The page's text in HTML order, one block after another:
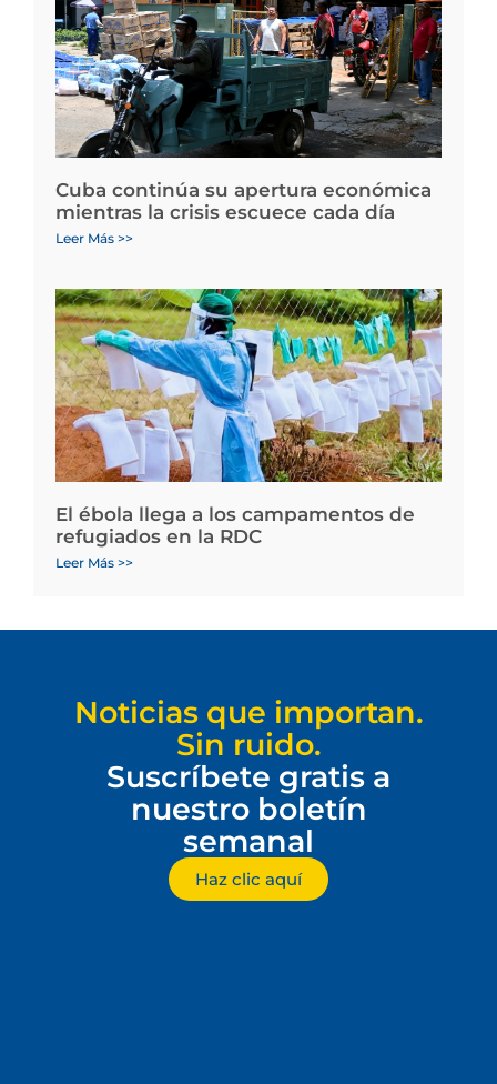
Cuba continúa su apertura económica
mientras la crisis escuece cada día
Leer Más >>
El ébola llega a los campamentos de
refugiados en la RDC
Leer Más >>
Noticias que importan.
Sin ruido.
Suscríbete gratis a
nuestro boletín
semanal
Haz clic aquí